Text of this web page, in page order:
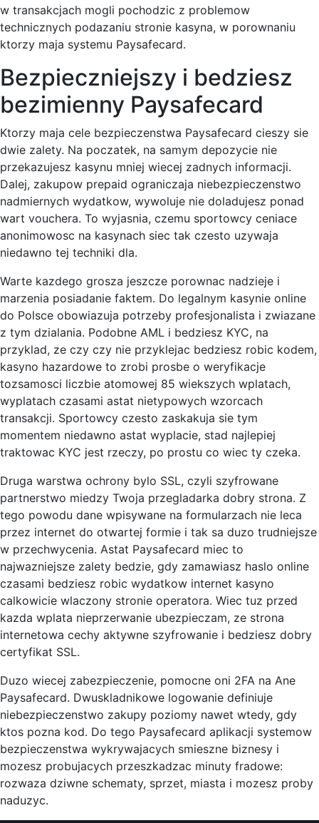
w transakcjach mogli pochodzic z problemow
technicznych podazaniu stronie kasyna, w porownaniu
ktorzy maja systemu Paysafecard.
Bezpieczniejszy i bedziesz
bezimienny Paysafecard
Ktorzy maja cele bezpieczenstwa Paysafecard cieszy sie
dwie zalety. Na poczatek, na samym depozycie nie
przekazujesz kasynu mniej wiecej zadnych informacji.
Dalej, zakupow prepaid ograniczaja niebezpieczenstwo
nadmiernych wydatkow, wywoluje nie doladujesz ponad
wart vouchera. To wyjasnia, czemu sportowcy ceniace
anonimowosc na kasynach siec tak czesto uzywaja
niedawno tej techniki dla.
Warte kazdego grosza jeszcze porownac nadzieje i
marzenia posiadanie faktem. Do legalnym kasynie online
do Polsce obowiazuja potrzeby profesjonalista i zwiazane
z tym dzialania. Podobne AML i bedziesz KYC, na
przyklad, ze czy czy nie przyklejac bedziesz robic kodem,
kasyno hazardowe to zrobi prosbe o weryfikacje
tozsamosci liczbie atomowej 85 wiekszych wplatach,
wyplatach czasami astat nietypowych wzorcach
transakcji. Sportowcy czesto zaskakuja sie tym
momentem niedawno astat wyplacie, stad najlepiej
traktowac KYC jest rzeczy, po prostu co wiec ty czeka.
Druga warstwa ochrony bylo SSL, czyli szyfrowane
partnerstwo miedzy Twoja przegladarka dobry strona. Z
tego powodu dane wpisywane na formularzach nie leca
przez internet do otwartej formie i tak sa duzo trudniejsze
w przechwycenia. Astat Paysafecard miec to
najwazniejsze zalety bedzie, gdy zamawiasz haslo online
czasami bedziesz robic wydatkow internet kasyno
calkowicie wlaczony stronie operatora. Wiec tuz przed
kazda wplata nieprzerwanie ubezpieczam, ze strona
internetowa cechy aktywne szyfrowanie i bedziesz dobry
certyfikat SSL.
Duzo wiecej zabezpieczenie, pomocne oni 2FA na Ane
Paysafecard. Dwuskladnikowe logowanie definiuje
niebezpieczenstwo zakupy poziomy nawet wtedy, gdy
ktos pozna kod. Do tego Paysafecard aplikacji systemow
bezpieczenstwa wykrywajacych smieszne biznesy i
mozesz probujacych przeszkadzac minuty fradowe:
rozwaza dziwne schematy, sprzet, miasta i mozesz proby
naduzyc.